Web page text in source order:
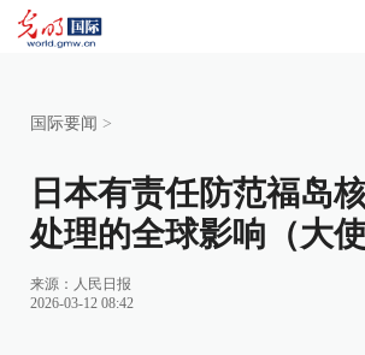
国际要闻 >
日本有责任防范福岛
处理的全球影响（大使
来源： 人民日报
2026-03-12 08:42